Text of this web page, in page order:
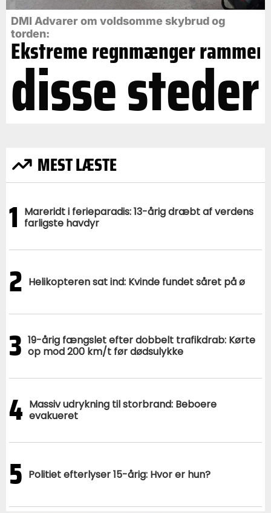
DMI Advarer om voldsomme skybrud og
torden:
Ekstreme regnmænger rammer
disse steder
MEST LÆSTE
1 Mareridt i ferieparadis: 13-årig dræbt af verdens
farligste havdyr
2 Helikopteren sat ind: Kvinde fundet såret på ø
3 19-årig fængslet efter dobbelt trafikdrab: Kørte
op mod 200 km/t før dødsulykke
4 Massiv udrykning til storbrand: Beboere
evakueret
5 Politiet efterlyser 15-årig: Hvor er hun?